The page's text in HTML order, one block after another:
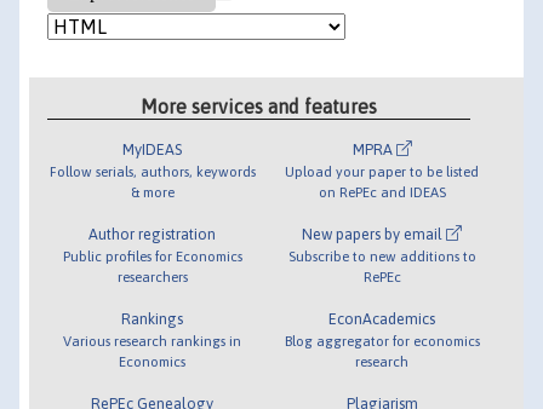
More services and features
MyIDEAS
Follow serials, authors, keywords
& more
Author registration
Public profiles for Economics
researchers
Rankings
Various research rankings in
Economics
RePEc Genealogy
MPRA
Upload your paper to be listed
on RePEc and IDEAS
New papers by email
Subscribe to new additions to
RePEc
EconAcademics
Blog aggregator for economics
research
Plagiarism